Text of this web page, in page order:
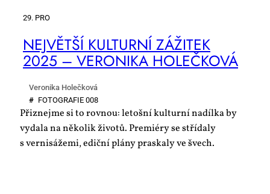
29. PRO
NEJ­VĚT­ŠÍ KUL­TUR­NÍ ZÁ­ŽI­TEK
2025 – VE­RO­NI­KA HO­LEČ­KO­VÁ
Veronika Holečková
# FO­TO­GRA­FIE 008
Přiznejme si to rovnou: letošní kulturní nadílka by
vydala na několik životů. Premiéry se střídaly
s vernisážemi, ediční plány praskaly ve švech.